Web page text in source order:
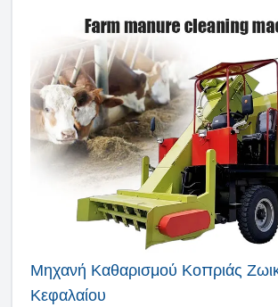
Μηχανή Καθαρισμού Κοπριάς
Κεφαλαίου